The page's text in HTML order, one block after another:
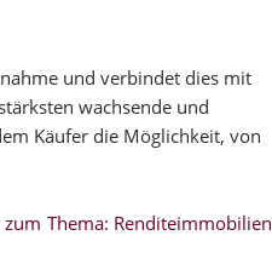
und verbindet dies mit
wachsende und
Käufer die Möglichkeit, von
zum Thema: Renditeimmobilien